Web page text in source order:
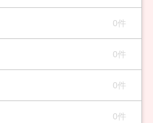
0件
0件
0件
0件